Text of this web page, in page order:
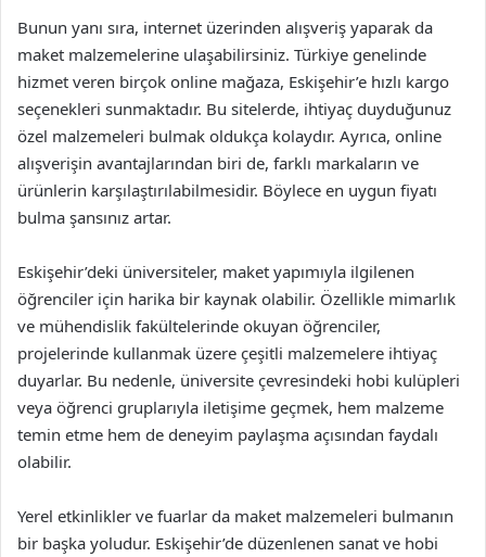
Bunun yanı sıra, internet üzerinden alışveriş yaparak da
maket malzemelerine ulaşabilirsiniz. Türkiye genelinde
hizmet veren birçok online mağaza, Eskişehir’e hızlı kargo
seçenekleri sunmaktadır. Bu sitelerde, ihtiyaç duyduğunuz
özel malzemeleri bulmak oldukça kolaydır. Ayrıca, online
alışverişin avantajlarından biri de, farklı markaların ve
ürünlerin karşılaştırılabilmesidir. Böylece en uygun fiyatı
bulma şansınız artar.
Eskişehir’deki üniversiteler, maket yapımıyla ilgilenen
öğrenciler için harika bir kaynak olabilir. Özellikle mimarlık
ve mühendislik fakültelerinde okuyan öğrenciler,
projelerinde kullanmak üzere çeşitli malzemelere ihtiyaç
duyarlar. Bu nedenle, üniversite çevresindeki hobi kulüpleri
veya öğrenci gruplarıyla iletişime geçmek, hem malzeme
temin etme hem de deneyim paylaşma açısından faydalı
olabilir.
Yerel etkinlikler ve fuarlar da maket malzemeleri bulmanın
bir başka yoludur. Eskişehir’de düzenlenen sanat ve hobi